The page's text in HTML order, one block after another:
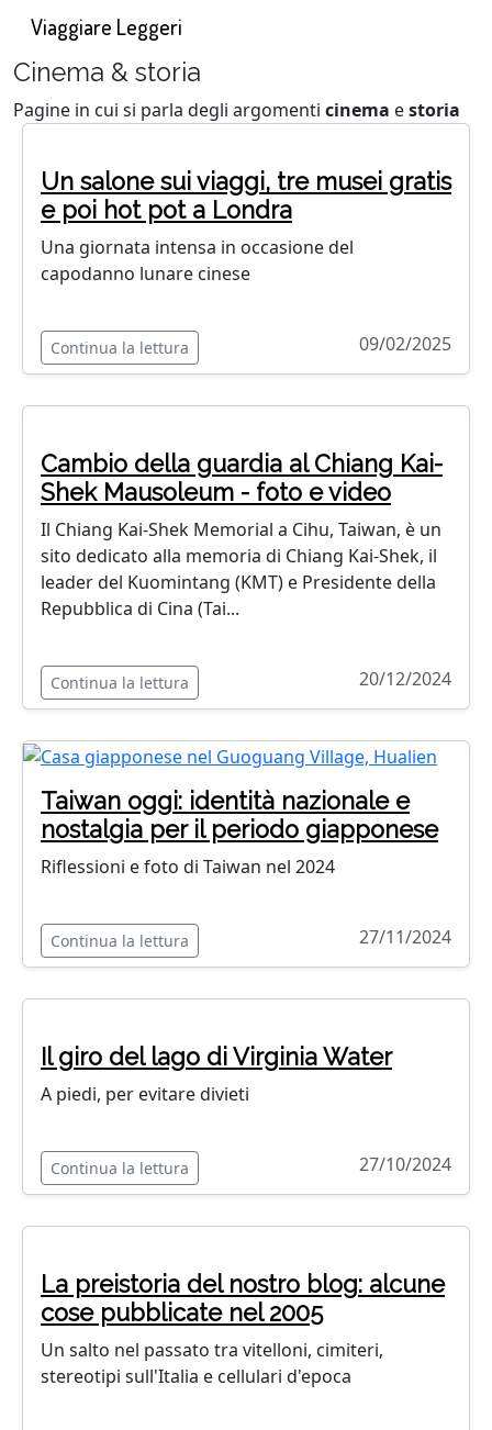
Viaggiare Leggeri
Cinema & storia
Pagine in cui si parla degli argomenti cinema estoria
Un salone sui viaggi, tre musei gratis
e poi hot pot a Londra
Una giornata intensa in occasione del
capodanno lunare cinese
Continua la lettura 09/02/2025
Cambio della guardia al Chiang Kai-
Shek Mausoleum - foto e video
Il Chiang Kai-Shek Memorial a Cihu, Taiwan, è un
sito dedicato alla memoria di Chiang Kai-Shek, il
leader del Kuomintang (KMT) e Presidente della
Repubblica di Cina (Tai...
Continua la lettura 20/12/2024
Taiwan oggi: identità nazionale e
nostalgia per il periodo giapponese
Riflessioni e foto di Taiwan nel 2024
Continua la lettura 27/11/2024
Il giro del lago di Virginia Water
A piedi, per evitare divieti
Continua la lettura 27/10/2024
La preistoria del nostro blog: alcune
cose pubblicate nel 2005
Un salto nel passato tra vitelloni, cimiteri,
stereotipi sull'Italia e cellulari d'epoca